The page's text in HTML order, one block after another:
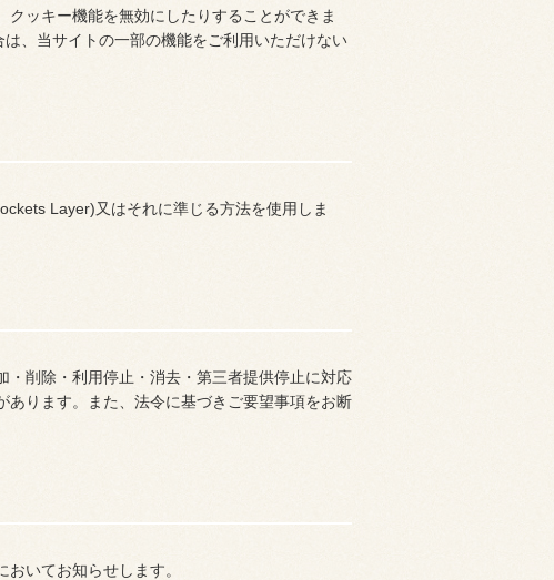
ッキー機能を無効にしたりすることができま
、当サイトの一部の機能をご利用いただけない
Layer)又はそれに準じる方法を使用しま
削除・利用停止・消去・第三者提供停止に対応
ります。また、法令に基づきご要望事項をお断
いてお知らせします。